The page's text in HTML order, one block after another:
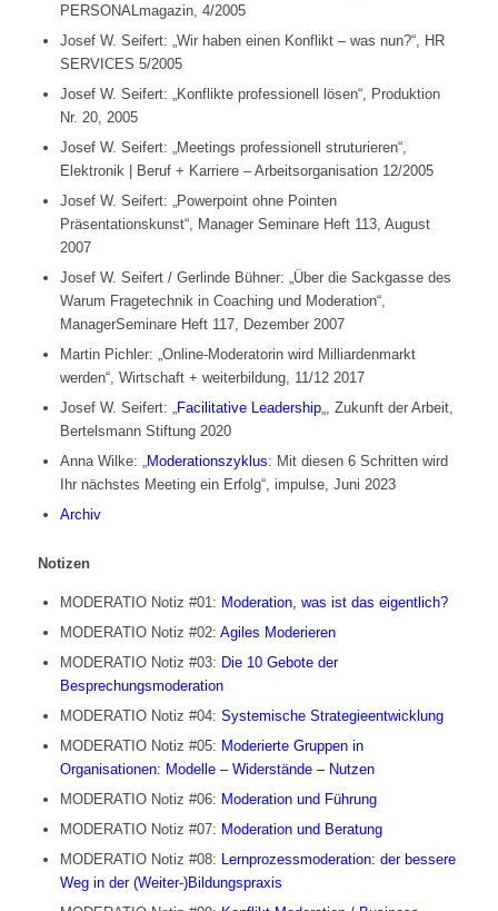
PERSONALmagazin, 4/2005
Josef W. Seifert: „Wir haben einen Konflikt – was nun?“, HR
SERVICES 5/2005
Josef W. Seifert: „Konflikte professionell lösen“, Produktion
Nr. 20, 2005
Josef W. Seifert: „Meetings professionell struturieren“,
Elektronik | Beruf + Karriere – Arbeitsorganisation 12/2005
Josef W. Seifert: „Powerpoint ohne Pointen
Präsentationskunst“, Manager Seminare Heft 113, August
2007
Josef W. Seifert / Gerlinde Bühner: „Über die Sackgasse des
Warum Fragetechnik in Coaching und Moderation“,
ManagerSeminare Heft 117, Dezember 2007
Martin Pichler: „Online-Moderatorin wird Milliardenmarkt
werden“, Wirtschaft + weiterbildung, 11/12 2017
Josef W. Seifert: „
Facilitative Leadership„, Zukunft der Arbeit,
Bertelsmann Stiftung 2020
Anna Wilke: „
Moderationszyklus: Mit diesen 6 Schritten wird
Ihr nächstes Meeting ein Erfolg“, impulse, Juni 2023
Archiv
Notizen
MODERATIO Notiz #01: Moderation, was ist das eigentlich?
MODERATIO Notiz #02: Agiles Moderieren
MODERATIO Notiz #03: Die 10 Gebote der
Besprechungsmoderation
MODERATIO Notiz #04: Systemische Strategieentwicklung
MODERATIO Notiz #05: Moderierte Gruppen in
Organisationen: Modelle – Widerstände – Nutzen
MODERATIO Notiz #06: Moderation und Führung
MODERATIO Notiz #07: Moderation und Beratung
MODERATIO Notiz #08:
Lernprozessmoderation: der bessere
Weg in der (Weiter-)Bildungspraxis